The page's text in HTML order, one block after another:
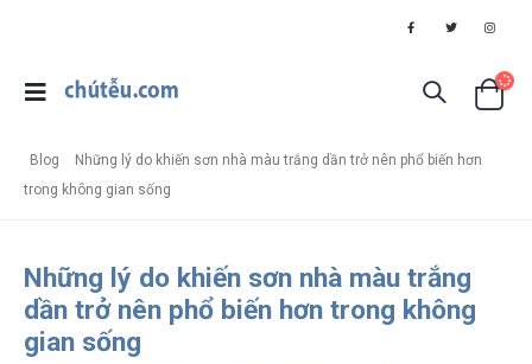
Blog
Những lý do khiến sơn nhà màu trắng dần trở nên phổ biến hơn
trong không gian sống
Những lý do khiến sơn nhà màu trắng
dần trở nên phổ biến hơn trong không
gian sống